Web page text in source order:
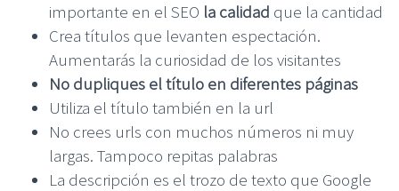
importante en el SEO la calidad que la cantidad
Crea títulos que levanten espectación.
Aumentarás la curiosidad de los visitantes
No dupliques el título en diferentes páginas
Utiliza el título también en la url
No crees urls con muchos números ni muy
largas. Tampoco repitas palabras
La descripción es el trozo de texto que Google